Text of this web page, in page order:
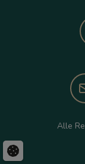
Alle